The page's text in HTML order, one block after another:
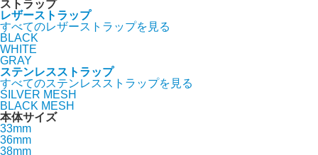
ストラップ
レザーストラップ
すべてのレザーストラップを見る
BLACK
WHITE
GRAY
ステンレスストラップ
すべてのステンレスストラップを見る
SILVER MESH
BLACK MESH
本体サイズ
33mm
36mm
38mm